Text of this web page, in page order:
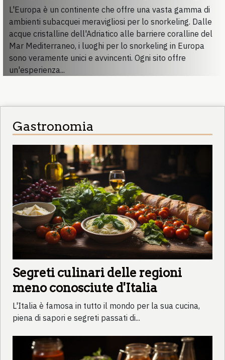
L'Europa è un continente che offre una vasta gamma di
ambienti subacquei meravigliosi per lo snorkeling. Dalle
acque cristalline dell'Adriatico alle barriere coralline del
Mar Mediterraneo, i luoghi per lo snorkeling in Europa
sono veramente unici e avvincenti. Ogni sito offre
un'esperienza...
Gastronomia
Segreti culinari delle regioni
meno conosciute d'Italia
L'Italia è famosa in tutto il mondo per la sua cucina,
piena di sapori e segreti passati di...